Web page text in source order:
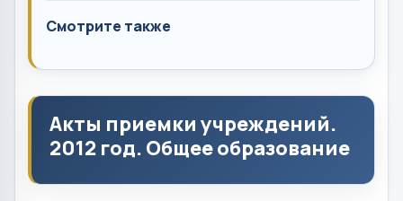
Смотрите также
Акты приемки учреждений.
2012 год. Общее образование